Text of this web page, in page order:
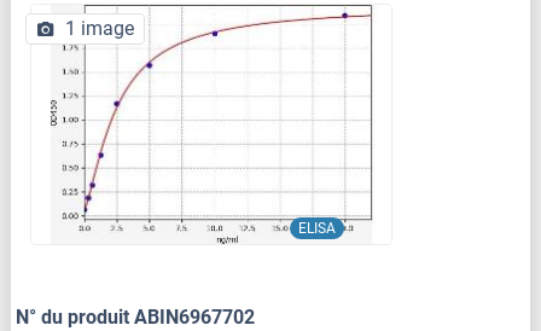
ELISA
1 image
N° du produit ABIN6967702